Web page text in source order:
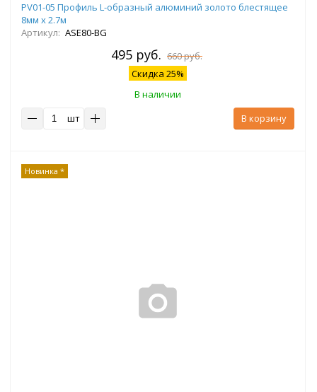
PV01-05 Профиль L-образный алюминий золото блестящее
8мм х 2.7м
Артикул: ASE80-BG
495 руб. 660 руб.
Скидка 25%
В наличии
шт
В корзину
Новинка *